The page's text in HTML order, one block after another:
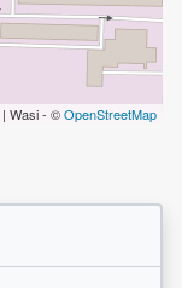
| Wasi - ©OpenStreetMap